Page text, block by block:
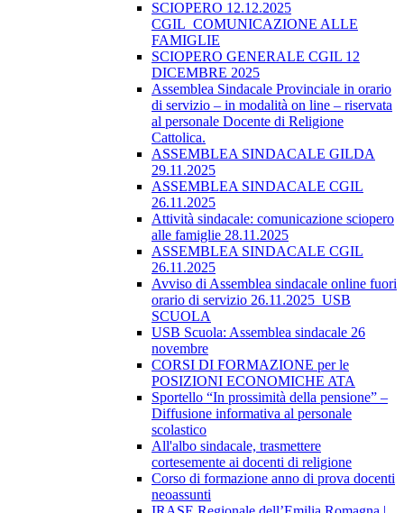
SCIOPERO 12.12.2025
CGIL_COMUNICAZIONE ALLE
FAMIGLIE
SCIOPERO GENERALE CGIL 12
DICEMBRE 2025
Assemblea Sindacale Provinciale in orario
di servizio – in modalità on line – riservata
al personale Docente di Religione
Cattolica.
ASSEMBLEA SINDACALE GILDA
29.11.2025
ASSEMBLEA SINDACALE CGIL
26.11.2025
Attività sindacale: comunicazione sciopero
alle famiglie 28.11.2025
ASSEMBLEA SINDACALE CGIL
26.11.2025
Avviso di Assemblea sindacale online fuori
orario di servizio 26.11.2025_USB
SCUOLA
USB Scuola: Assemblea sindacale 26
novembre
CORSI DI FORMAZIONE per le
POSIZIONI ECONOMICHE ATA
Sportello “In prossimità della pensione” –
Diffusione informativa al personale
scolastico
All'albo sindacale, trasmettere
cortesemente ai docenti di religione
Corso di formazione anno di prova docenti
neoassunti